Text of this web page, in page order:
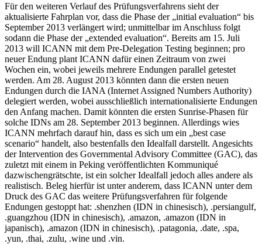
Für den weiteren Verlauf des Prüfungsverfahrens sieht der
aktualisierte Fahrplan vor, dass die Phase der „initial evaluation“ bis
September 2013 verlängert wird; unmittelbar im Anschluss folgt
sodann die Phase der „extended evaluation“. Bereits am 15. Juli
2013 will ICANN mit dem Pre-Delegation Testing beginnen; pro
neuer Endung plant ICANN dafür einen Zeitraum von zwei
Wochen ein, wobei jeweils mehrere Endungen parallel getestet
werden. Am 28. August 2013 könnten dann die ersten neuen
Endungen durch die IANA (Internet Assigned Numbers Authority)
delegiert werden, wobei ausschließlich internationalisierte Endungen
den Anfang machen. Damit könnten die ersten Sunrise-Phasen für
solche IDNs am 28. September 2013 beginnen. Allerdings wies
ICANN mehrfach darauf hin, dass es sich um ein „best case
scenario“ handelt, also bestenfalls den Idealfall darstellt. Angesichts
der Intervention des Governmental Advisory Committee (GAC), das
zuletzt mit einem in Peking veröffentlichten Kommuniqué
dazwischengrätschte, ist ein solcher Idealfall jedoch alles andere als
realistisch. Beleg hierfür ist unter anderem, dass ICANN unter dem
Druck des GAC das weitere Prüfungsverfahren für folgende
Endungen gestoppt hat: .shenzhen (IDN in chinesisch), .persiangulf,
.guangzhou (IDN in chinesisch), .amazon, .amazon (IDN in
japanisch), .amazon (IDN in chinesisch), .patagonia, .date, .spa,
.yun, .thai, .zulu, .wine und .vin.